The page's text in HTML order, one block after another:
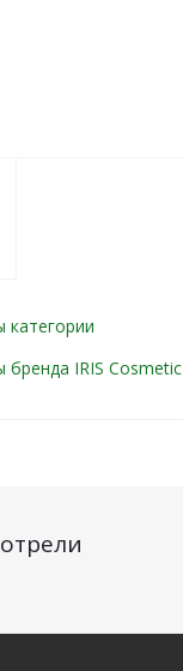
категории
бренда IRIS Cosmetic